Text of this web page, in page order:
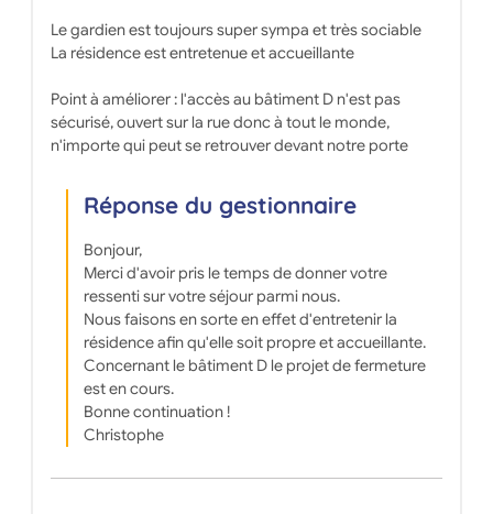
Le gardien est toujours super sympa et très sociable
La résidence est entretenue et accueillante
Point à améliorer : l'accès au bâtiment D n'est pas
sécurisé, ouvert sur la rue donc à tout le monde,
n'importe qui peut se retrouver devant notre porte
Réponse du gestionnaire
Bonjour,
Merci d'avoir pris le temps de donner votre
ressenti sur votre séjour parmi nous.
Nous faisons en sorte en effet d'entretenir la
résidence afin qu'elle soit propre et accueillante.
Concernant le bâtiment D le projet de fermeture
est en cours.
Bonne continuation !
Christophe